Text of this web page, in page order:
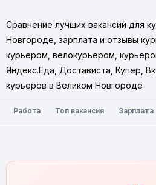
Сравнение лучших вакансий для
Новгороде, зарплата и отзывы
курьером, велокурьером,
Яндекс.Еда, Достависта, Купер,
курьеров в Великом Новгороде
Работа Топ вакансия Зарплата